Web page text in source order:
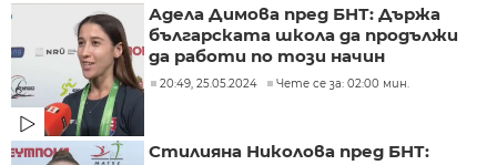
Адела Димова пред БНТ: Държа
българската школа да продължи
да работи по този начин
20:49, 25.05.2024 Чете се за: 02:00 мин.
Стилияна Николова пред БНТ: